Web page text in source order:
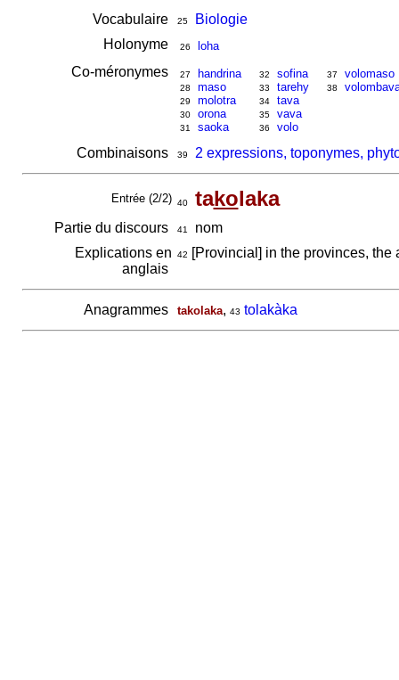
Vocabulaire 25
Biologie
Holonyme
26 loha
Co-méronymes 27 handrina
28 maso
29 molotra
30 orona
31 saoka
32 sofina
33 tarehy
34 tava
35 vava
36 volo
37 volomaso
38
Combinaisons 39 2 expressions, toponymes,
Entrée (2/2) 40 takolaka
Partie du discours 41
nom
Explications en
anglais
42 [Provincial] in the provinces,
Anagrammes takolaka, 43 tolakàka